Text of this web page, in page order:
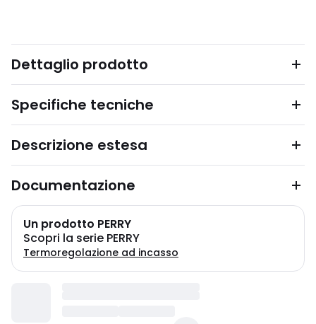
Dettaglio prodotto
Specifiche tecniche
Descrizione estesa
Documentazione
Un prodotto PERRY
Scopri la serie PERRY
Termoregolazione ad incasso